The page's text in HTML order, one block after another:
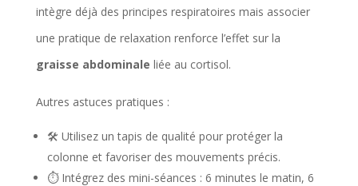
d
’
a
i
intègre déjà des principes respiratoires mais associer
une pratique de relaxation renforce l’effet sur la
graisse abdominale liée au cortisol.
Autres astuces pratiques :
🛠️ Utilisez un tapis de qualité pour protéger la
colonne et favoriser des mouvements précis.
⏱️ Intégrez des mini-séances : 6 minutes le matin, 6